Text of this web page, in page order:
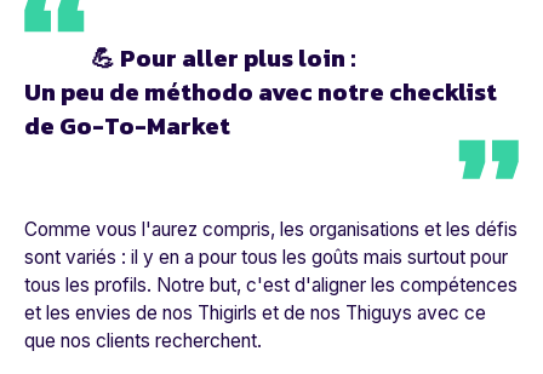
💪 Pour aller plus loin :
Un peu de méthodo avec notre checklist
de Go-To-Market
Comme vous l'aurez compris, les organisations et les défis
sont variés : il y en a pour tous les goûts mais surtout pour
tous les profils. Notre but, c'est d'aligner les compétences
et les envies de nos Thigirls et de nos Thiguys avec ce
que nos clients recherchent.